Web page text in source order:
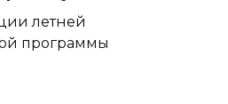
летней
программы